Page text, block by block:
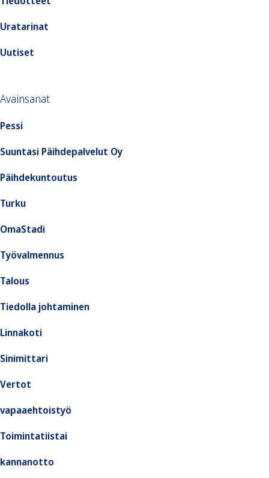
Uratarinat
Uutiset
Avainsanat
Pessi
Suuntasi Päihdepalvelut Oy
Päihdekuntoutus
Turku
OmaStadi
Työvalmennus
Talous
Tiedolla johtaminen
Linnakoti
Sinimittari
Vertot
vapaaehtoistyö
Toimintatiistai
kannanotto